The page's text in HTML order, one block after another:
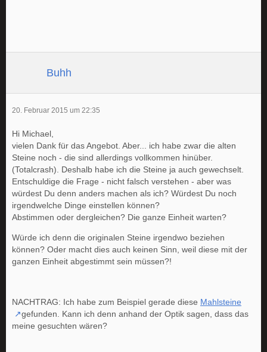
Buhh
20. Februar 2015 um 22:35
Hi Michael,
vielen Dank für das Angebot. Aber... ich habe zwar die alten
Steine noch - die sind allerdings vollkommen hinüber.
(Totalcrash). Deshalb habe ich die Steine ja auch gewechselt.
Entschuldige die Frage - nicht falsch verstehen - aber was
würdest Du denn anders machen als ich? Würdest Du noch
irgendwelche Dinge einstellen können?
Abstimmen oder dergleichen? Die ganze Einheit warten?
Würde ich denn die originalen Steine irgendwo beziehen
können? Oder macht dies auch keinen Sinn, weil diese mit der
ganzen Einheit abgestimmt sein müssen?!
NACHTRAG: Ich habe zum Beispiel gerade diese Mahlsteine
gefunden. Kann ich denn anhand der Optik sagen, dass das
meine gesuchten wären?